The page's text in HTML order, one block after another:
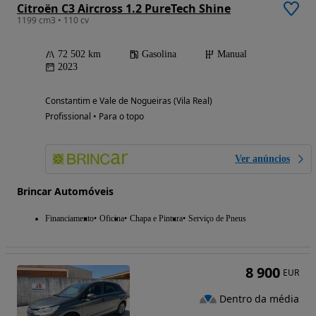
Citroën C3 Aircross 1.2 PureTech Shine
1199 cm3 • 110 cv
72 502 km Gasolina
Manual
2023
Constantim e Vale de Nogueiras (Vila Real)
Profissional • Para o topo
Ver anúncios
Brincar Automóveis
Financiamento Oficina Chapa e Pintura Serviço de Pneus
8 900 EUR
Dentro da média